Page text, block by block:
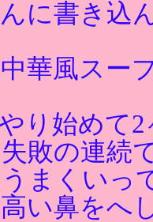
に書き込
華風スー
り始めて
敗の連続
まくいっ
い鼻をへ